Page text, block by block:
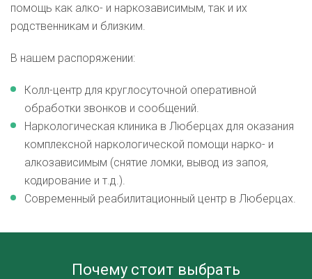
помощь как алко- и наркозависимым, так и их
родственникам и близким.
В нашем распоряжении:
Колл-центр для круглосуточной оперативной
обработки звонков и сообщений.
Наркологическая клиника в Люберцах для оказания
комплексной наркологической помощи нарко- и
алкозависимым (снятие ломки, вывод из запоя,
кодирование и т.д.).
Современный реабилитационный центр в Люберцах.
Почему стоит выбрать